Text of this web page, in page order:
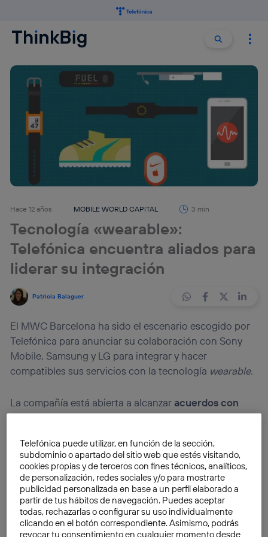
Buscar
Hace 12 años MOBILE WORLD CAPITAL 3 min
Tecnología «wearable»:
Telefónica encuentra aliados para
liderar su integración
Patricia Balaguer
El MWC Barcelona ha sido el escenario escogido por
Telefónica para anunciar su colaboración con Sony
Mobile, Samsung y LG para integrar y hacer
compatibles sus servicios con la tecnología wearable.
La compañía está abierta a alcanzar acuerdos con
otros actores del mercadoen distintas áreas, como
desarrollo de estos dispositivos. Con este movimiento,
las cuatro compañías se convierten en pioneras tanto
en el desarrollo de esta tecnología como en la
integración de servicios y aplicaciones en estos
aparatos que puedan resultar útiles a los usuarios.
Telefónica puede utilizar, en función de la sección,
subdominio o apartado del sitio web que estés visitando,
cookies propias y de terceros con fines técnicos, analíticos,
de personalización, redes sociales y/o para mostrarte
publicidad personalizada en base a un perfil elaborado a
partir de tus hábitos de navegación. Puedes aceptar
todas, rechazarlas o configurar su uso individualmente
clicando en el botón correspondiente. Asimismo, podrás
revocar tu consentimiento en cualquier momento desde